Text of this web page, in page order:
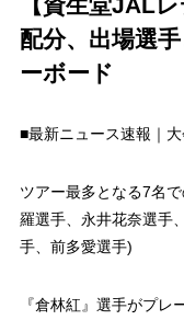
配分、出場選
ーボード
■最新ニュース速報｜
ツアー最多となる7名
羅選手、永井花奈選手
手、前多愛選手)
『倉林紅』選手がプレ